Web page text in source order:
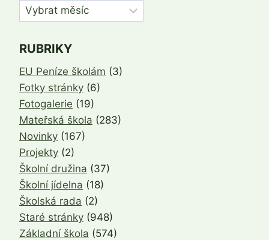
Archivy
RUBRIKY
EU Peníze školám (3)
Fotky stránky (6)
Fotogalerie (19)
Mateřská škola (283)
Novinky (167)
Projekty (2)
Školní družina (37)
Školní jídelna (18)
Školská rada (2)
Staré stránky (948)
Základní škola (574)